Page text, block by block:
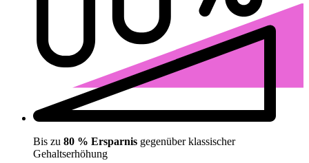
Bis zu 80 % Ersparnis gegenüber klassischer
Gehaltserhöhung